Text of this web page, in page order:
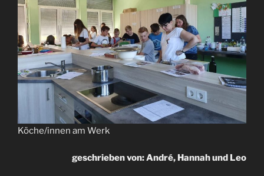
Köche/innen am Werk
geschrieben von: André, Hannah und Leo